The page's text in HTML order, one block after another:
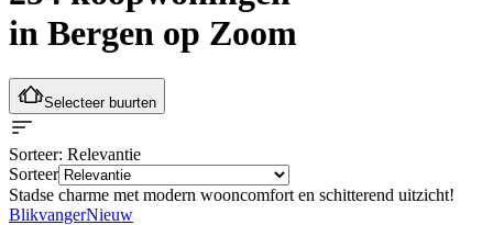
in Bergen op Zoom
Selecteer buurten
Sorteer: Relevantie
Sorteer
Stadse charme met modern wooncomfort en schitterend uitzicht!
BlikvangerNieuw